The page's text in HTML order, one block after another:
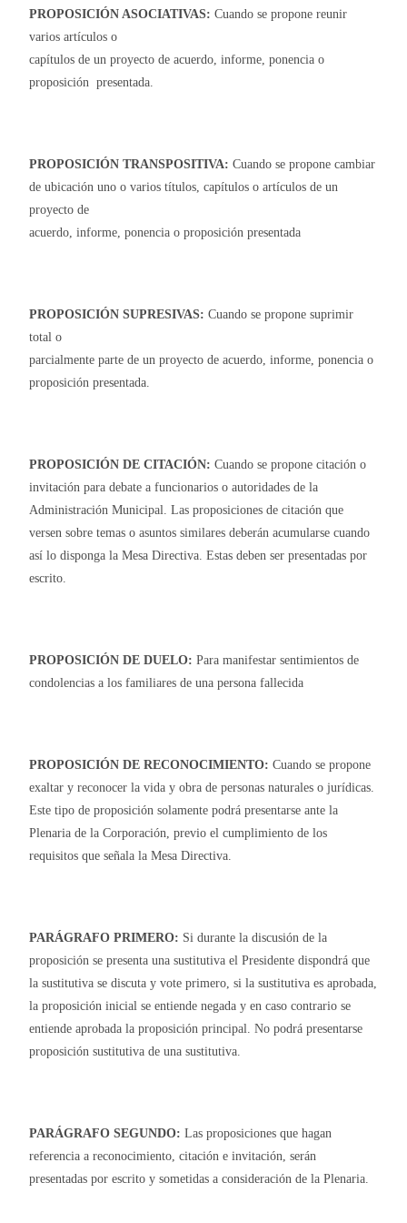
PROPOSICIÓN ASOCIATIVAS: Cuando se propone reunir
varios artículos o
capítulos de un proyecto de acuerdo, informe, ponencia o
proposición presentada.
PROPOSICIÓN TRANSPOSITIVA:Cuando se propone cambiar
de ubicación uno o varios títulos, capítulos o artículos de un
proyecto de
acuerdo, informe, ponencia o proposición presentada
PROPOSICIÓN SUPRESIVAS:Cuando se propone suprimir
total o
parcialmente parte de un proyecto de acuerdo, informe, ponencia o
proposición presentada.
PROPOSICIÓN DE CITACIÓN:Cuando se propone citación o
invitación para debate a funcionarios o autoridades de la
Administración Municipal. Las proposiciones de citación que
versen sobre temas o asuntos similares deberán acumularse cuando
así lo disponga la Mesa Directiva. Estas deben ser presentadas por
escrito.
PROPOSICIÓN DE DUELO:Para manifestar sentimientos de
condolencias a los familiares de una persona fallecida
PROPOSICIÓN DE RECONOCIMIENTO: Cuando se propone
exaltar y reconocer la vida y obra de personas naturales o jurídicas.
Este tipo de proposición solamente podrá presentarse ante la
Plenaria de la Corporación, previo el cumplimiento de los
requisitos que señala la Mesa Directiva.
PARÁGRAFO PRIMERO: Si durante la discusión de la
proposición se presenta una sustitutiva el Presidente dispondrá que
la sustitutiva se discuta y vote primero, si la sustitutiva es aprobada,
la proposición inicial se entiende negada y en caso contrario se
entiende aprobada la proposición principal. No podrá presentarse
proposición sustitutiva de una sustitutiva.
PARÁGRAFO SEGUNDO: Las proposiciones que hagan
referencia a reconocimiento, citación e invitación, serán
presentadas por escrito y sometidas a consideración de la Plenaria.